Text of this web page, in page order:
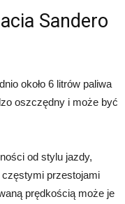
Sandero
około 6 litrów paliwa
oszczędny i może być
od stylu jazdy,
częstymi przestojami
prędkością może je